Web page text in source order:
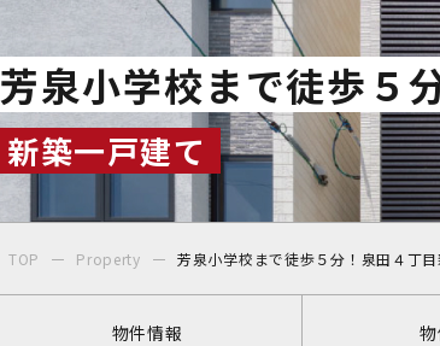
物件情報
企業情報
お知らせ
SUNORIENT表町ビル3F
TEL:086-230-2600 / FAX:086-230-2601
芳泉小学校まで徒歩５
新築一戸建て
TOP Property 芳泉小学校まで徒歩５分！泉田４丁
物件情報